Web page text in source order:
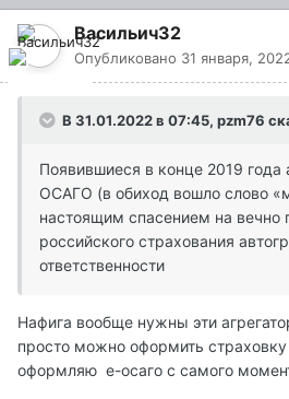
Васильич32
Опубликовано 31 января,
В 31.01.2022 в 07:45, pzm76
Появившиеся в конце 2019 года
ОСАГО (в обиход вошло слово
настоящим спасением на
российского страхования
ответственности
Нафига вообще нужны эти
просто можно оформить
оформляю е-осаго с самого